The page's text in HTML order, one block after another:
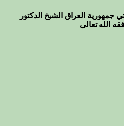
جمهورية العراق الشيخ الدكتور
الله تعالى